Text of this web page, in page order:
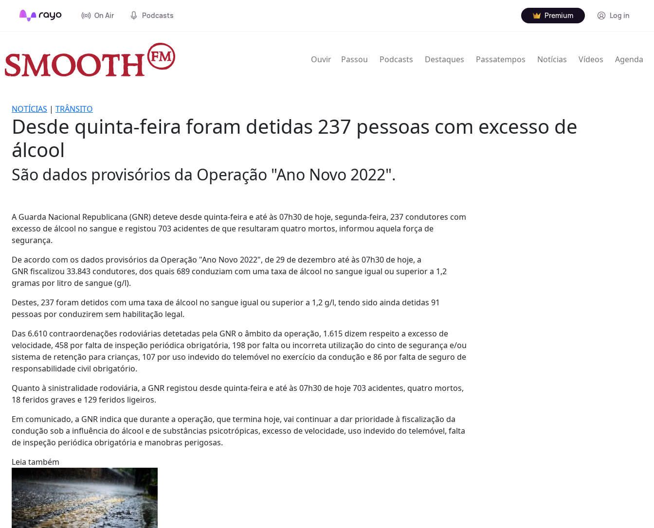
On Air Podcasts Premium Log in
Ouvir Passou Podcasts Destaques Passatempos Notícias Vídeos Agenda
NOTÍCIAS | TRÂNSITO
Desde quinta-feira foram detidas 237 pessoas com excesso de
álcool
São dados provisórios da Operação "Ano Novo 2022".
A Guarda Nacional Republicana (GNR) deteve desde quinta-feira e até às 07h30 de hoje, segunda-feira, 237 condutores com
excesso de álcool no sangue e registou 703 acidentes de que resultaram quatro mortos, informou aquela força de
segurança.
De acordo com os dados provisórios da Operação "Ano Novo 2022", de 29 de dezembro até às 07h30 de hoje, a
GNR fiscalizou 33.843 condutores, dos quais 689 conduziam com uma taxa de álcool no sangue igual ou superior a 1,2
gramas por litro de sangue (g/l).
Destes, 237 foram detidos com uma taxa de álcool no sangue igual ou superior a 1,2 g/l, tendo sido ainda detidas 91
pessoas por conduzirem sem habilitação legal.
Das 6.610 contraordenações rodoviárias detetadas pela GNR o âmbito da operação, 1.615 dizem respeito a excesso de
velocidade, 458 por falta de inspeção periódica obrigatória, 198 por falta ou incorreta utilização do cinto de segurança e/ou
sistema de retenção para crianças, 107 por uso indevido do telemóvel no exercício da condução e 86 por falta de seguro de
responsabilidade civil obrigatório.
Quanto à sinistralidade rodoviária, a GNR registou desde quinta-feira e até às 07h30 de hoje 703 acidentes, quatro mortos,
18 feridos graves e 129 feridos ligeiros.
Em comunicado, a GNR indica que durante a operação, que termina hoje, vai continuar a dar prioridade à fiscalização da
condução sob a influência do álcool e de substâncias psicotrópicas, excesso de velocidade, uso indevido do telemóvel, falta
de inspeção periódica obrigatória e manobras perigosas.
Leia também